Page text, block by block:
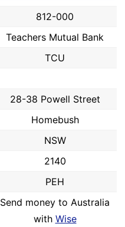
812-000
Teachers Mutual Bank
TCU
28-38 Powell Street
Homebush
NSW
2140
PEH
Send money to Australia
with Wise